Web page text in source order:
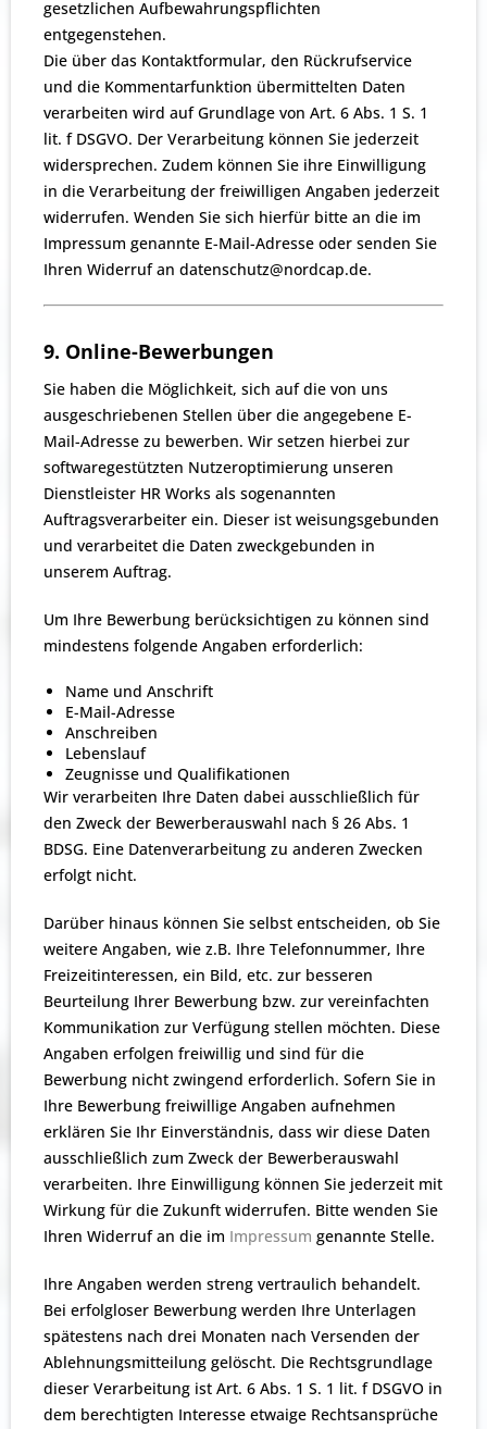
gesetzlichen Aufbewahrungspflichten
entgegenstehen.
Die über das Kontaktformular, den Rückrufservice
und die Kommentarfunktion übermittelten Daten
verarbeiten wird auf Grundlage von Art. 6 Abs. 1 S. 1
lit. f DSGVO. Der Verarbeitung können Sie jederzeit
widersprechen. Zudem können Sie ihre Einwilligung
in die Verarbeitung der freiwilligen Angaben jederzeit
widerrufen. Wenden Sie sich hierfür bitte an die im
Impressum genannte E-Mail-Adresse oder senden Sie
Ihren Widerruf an datenschutz@nordcap.de.
9. Online-Bewerbungen
Sie haben die Möglichkeit, sich auf die von uns
ausgeschriebenen Stellen über die angegebene E-
Mail-Adresse zu bewerben. Wir setzen hierbei zur
softwaregestützten Nutzeroptimierung unseren
Dienstleister HR Works als sogenannten
Auftragsverarbeiter ein. Dieser ist weisungsgebunden
und verarbeitet die Daten zweckgebunden in
unserem Auftrag.
Um Ihre Bewerbung berücksichtigen zu können sind
mindestens folgende Angaben erforderlich:
Name und Anschrift
E-Mail-Adresse
Anschreiben
Lebenslauf
Zeugnisse und Qualifikationen
Wir verarbeiten Ihre Daten dabei ausschließlich für
den Zweck der Bewerberauswahl nach § 26 Abs. 1
BDSG. Eine Datenverarbeitung zu anderen Zwecken
erfolgt nicht.
Darüber hinaus können Sie selbst entscheiden, ob Sie
weitere Angaben, wie z.B. Ihre Telefonnummer, Ihre
Freizeitinteressen, ein Bild, etc. zur besseren
Beurteilung Ihrer Bewerbung bzw. zur vereinfachten
Kommunikation zur Verfügung stellen möchten. Diese
Angaben erfolgen freiwillig und sind für die
Bewerbung nicht zwingend erforderlich. Sofern Sie in
Ihre Bewerbung freiwillige Angaben aufnehmen
erklären Sie Ihr Einverständnis, dass wir diese Daten
ausschließlich zum Zweck der Bewerberauswahl
verarbeiten. Ihre Einwilligung können Sie jederzeit mit
Wirkung für die Zukunft widerrufen. Bitte wenden Sie
Ihren Widerruf an die im Impressum genannte Stelle.
Ihre Angaben werden streng vertraulich behandelt.
Bei erfolgloser Bewerbung werden Ihre Unterlagen
spätestens nach drei Monaten nach Versenden der
Ablehnungsmitteilung gelöscht. Die Rechtsgrundlage
dieser Verarbeitung ist Art. 6 Abs. 1 S. 1 lit. f DSGVO in
dem berechtigten Interesse etwaige Rechtsansprüche